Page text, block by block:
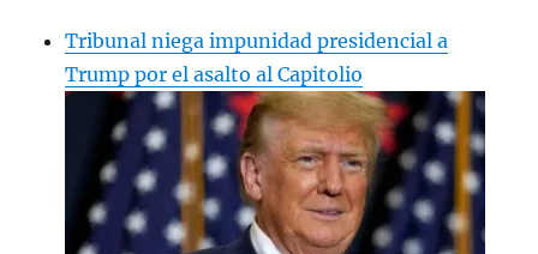
Tribunal niega impunidad presidencial a
Trump por el asalto al Capitolio